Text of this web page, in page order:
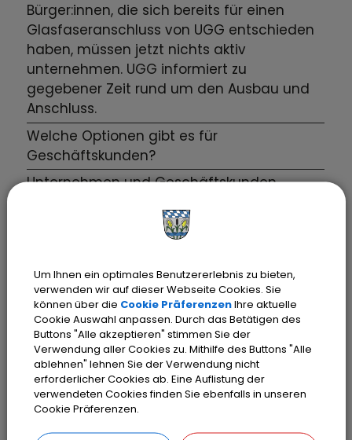
Bürger:innen, die sich bereits für einen
Glasfaseranschluss von UGG entschieden
haben, müssen jetzt nichts aktiv
unternehmen. UGG informiert zu
gegebener Zeit rund um den Ausbau und
Anschluss.
Welche Optionen gibt es für
Geschäftskunden?
Unternehmen und Geschäftskunden
Partner der UGG, die Firma Stiegeler
persönlich beraten lassen und ein Angebot
106 oder online
https://stiegeler.com/geschaeftskunden
Zusätzliche Fragen und Antworten für
Eigentümer:Innen und Bewohner:Innen
eines oder mehrerer Mehrfamilienhäuser
(ab 4 Wohneinheiten)
finden Sie hier:
Um Ihnen ein optimales Benutzererlebnis zu bieten,
verwenden wir auf dieser Webseite Cookies. Sie
können über die Cookie PräferenzenIhre aktuelle
Cookie Auswahl anpassen. Durch das Betätigen des
Buttons "Alle akzeptieren" stimmen Sie der
Verwendung aller Cookies zu. Mithilfe des Buttons "Alle
ablehnen" lehnen Sie der Verwendung nicht
erforderlicher Cookies ab. Eine Auflistung der
verwendeten Cookies finden Sie ebenfalls in unseren
Cookie Präferenzen.